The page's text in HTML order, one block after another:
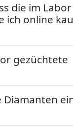
die im Labor
ich online
gezüchtete
Diamanten